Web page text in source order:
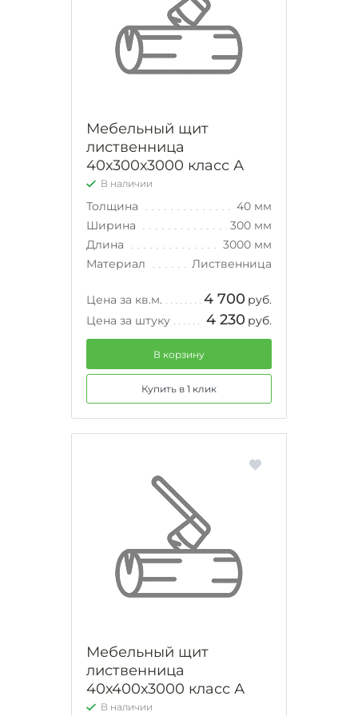
Мебельный щит
лиственница
40х300х3000 класс А
В наличии
Толщина
40 мм
Ширина
300 мм
Длина
3000 мм
Материал
Лиственница
Цена за кв.м. 4 700 руб.
Цена за штуку
4 230 руб.
В корзину
Купить в 1 клик
Мебельный щит
лиственница
40х400х3000 класс А
В наличии